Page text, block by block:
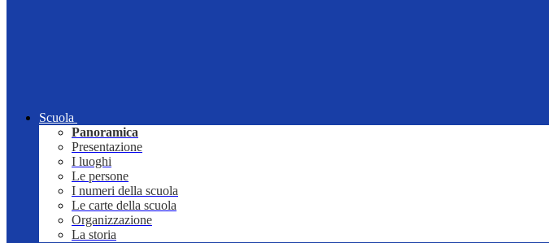
Scuola
Panoramica
Presentazione
I luoghi
Le persone
I numeri della scuola
Le carte della scuola
Organizzazione
La storia